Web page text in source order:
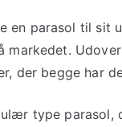
en parasol til sit
markedet.
der begge har
type parasol,